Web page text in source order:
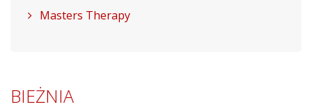
Masters Therapy
BIEŻNIA